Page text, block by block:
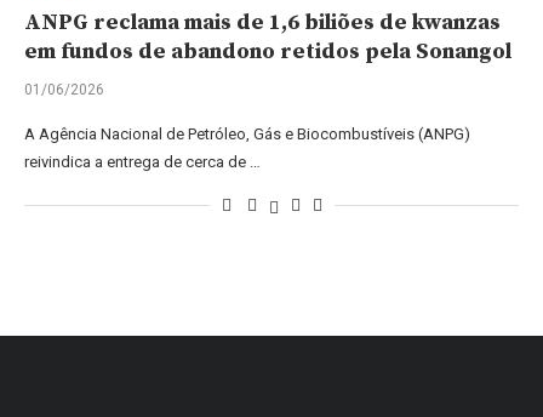
ANPG reclama mais de 1,6 biliões de kwanzas
em fundos de abandono retidos pela Sonangol
01/06/2026
A Agência Nacional de Petróleo, Gás e Biocombustíveis (ANPG)
reivindica a entrega de cerca de …